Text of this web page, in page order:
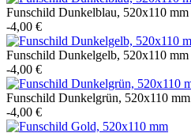
Funschild Dunkelblau, 520x110 mm
-4,00 €
Funschild Dunkelgelb, 520x110 mm
-4,00 €
Funschild Dunkelgrün, 520x110 mm
-4,00 €